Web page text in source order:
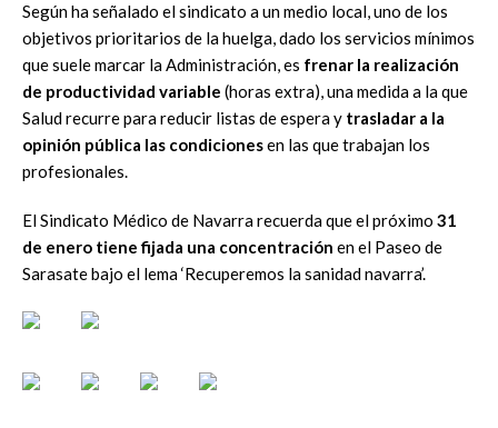
Según ha señalado el sindicato a un medio local, uno de los
objetivos prioritarios de la huelga, dado los servicios mínimos
que suele marcar la Administración, es frenar la realización
de productividad variable (horas extra), una medida a la que
Salud recurre para reducir listas de espera y trasladar a la
opinión pública las condicionesen las que trabajan los
profesionales.
El Sindicato Médico de Navarra recuerda que el próximo 31
de enero tiene fijada una concentración en el Paseo de
Sarasate bajo el lema ‘Recuperemos la sanidad navarra’.